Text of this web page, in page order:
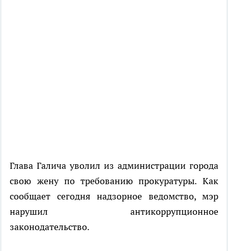
Глава Галича уволил из администрации города
свою жену по требованию прокуратуры. Как
сообщает сегодня надзорное ведомство, мэр
нарушил антикоррупционное
законодательство.